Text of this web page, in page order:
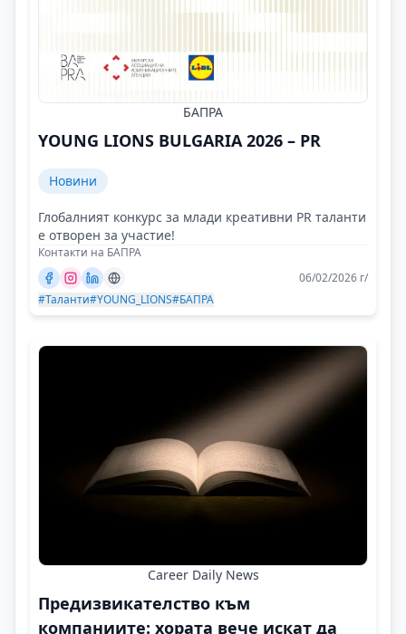
БАПРА
YOUNG LIONS BULGARIA 2026 – PR
Новини
Глобалният конкурс за млади креативни PR таланти
е отворен за участие!
Контакти на БАПРА
06/02/2026 г/
#Таланти#YOUNG_LIONS#БАПРА
Career Daily News
Предизвикателство към
компаниите: хората вече искат да